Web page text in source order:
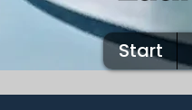
Start